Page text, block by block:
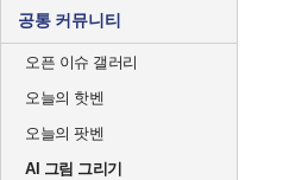
공통 커뮤니티
오픈 이슈 갤러리
오늘의 핫벤
오늘의 팟벤
AI 그림 그리기